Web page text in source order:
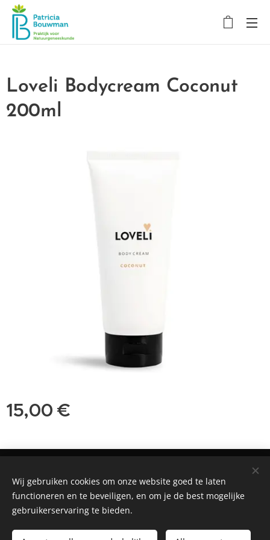
Loveli Bodycream Coconut
200ml
15,00 €
Nieuwstraat 50, 5271 AE, Sint-Michielsgestel
Mogelijk gemaakt doorWebnode Cookies
Wij gebruiken cookies om onze website goed te laten
functioneren en te beveiligen, en om je de best mogelijke
gebruikerservaring te bieden.